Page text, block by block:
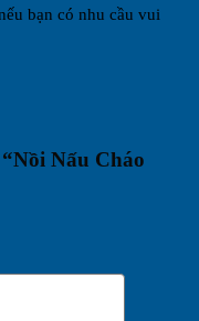
bạn có nhu cầu vui
Nấu Cháo